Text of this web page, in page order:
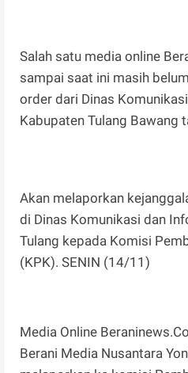
Salah satu media online
sampai saat ini masih
order dari Dinas
Kabupaten Tulang Bawang
Akan melaporkan
di Dinas Komunikasi dan
Tulang kepada Komisi
(KPK). SENIN (14/11)
Media Online
Berani Media Nusantara